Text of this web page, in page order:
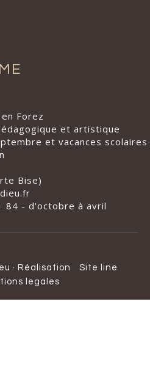
Forez
et artistique
et vacances scolaires
Bise)
84 - d'octobre à avril
· Réalisation
Site line
legales